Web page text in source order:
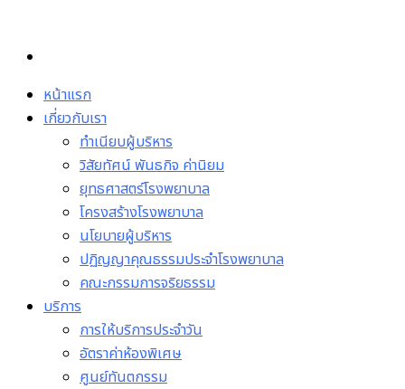
content
หน้าแรก
เกี่ยวกับเรา
ทำเนียบผู้บริหาร
วิสัยทัศน์ พันธกิจ ค่านิยม
ยุทธศาสตร์โรงพยาบาล
โครงสร้างโรงพยาบาล
นโยบายผู้บริหาร
ปฏิญญาคุณธรรมประจำโรงพยาบาล
คณะกรรมการจริยธรรม
บริการ
การให้บริการประจำวัน
อัตราค่าห้องพิเศษ
ศูนย์ทันตกรรม